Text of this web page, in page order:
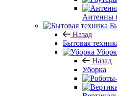
Антенны
Назад
Бытовая
Назад
Уборка